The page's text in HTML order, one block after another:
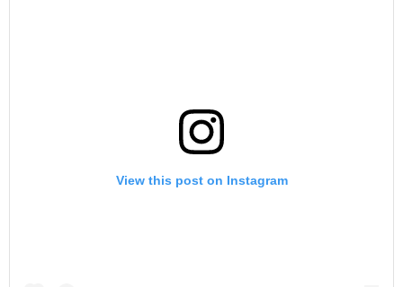
View this post on Instagram